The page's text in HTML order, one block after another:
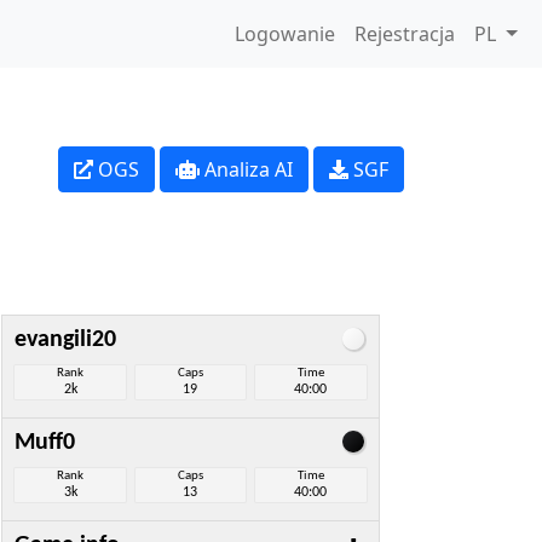
Logowanie Rejestracja PL
OGS Analiza AI SGF
evangili20
Rank
2k
Caps
19
Time
40:00
Muff0
Rank
3k
Caps
13
Time
40:00